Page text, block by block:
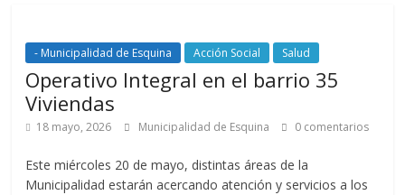
- Municipalidad de Esquina Acción Social Salud
Operativo Integral en el barrio 35
Viviendas
18 mayo, 2026 Municipalidad de Esquina 0 comentarios
Este miércoles 20 de mayo, distintas áreas de la
Municipalidad estarán acercando atención y servicios a los